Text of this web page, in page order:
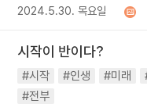
2024.5.30. 목요일
시작이 반이다?
#시작 #인생 #미래
#전부